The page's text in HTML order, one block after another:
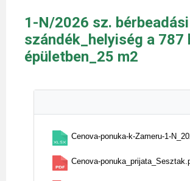
1-N/2026 sz. bérbeadási
szándék_helyiség a 787
épületben_25 m2
Cenova-ponuka-k-Zameru-1-
Cenova-